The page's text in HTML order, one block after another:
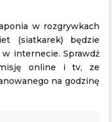
w rozgrywkach
(siatkarek) będzie
internecie. Sprawdź
online i tv, ze
na godzinę